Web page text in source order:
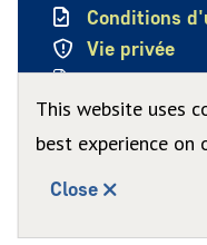
This website uses
best experience on
Close
Conditions
Vie privée
Politique de
© Ville de